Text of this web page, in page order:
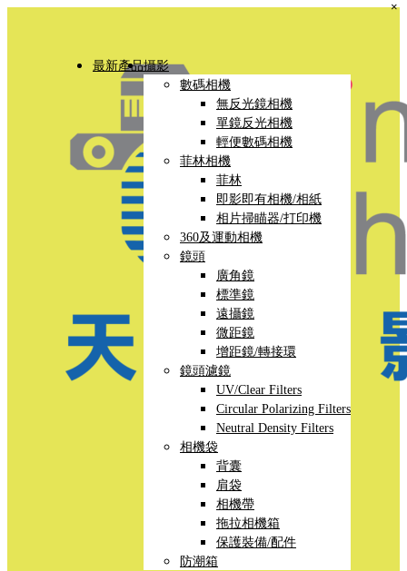
最新產品攝影
數碼相機
無反光鏡相機
單鏡反光相機
輕便數碼相機
菲林相機
菲林
即影即有相機/相紙
相片掃瞄器/打印機
360及運動相機
鏡頭
廣角鏡
標準鏡
遠攝鏡
微距鏡
增距鏡/轉接環
鏡頭濾鏡
UV/Clear Filters
Circular Polarizing Filters
Neutral Density Filters
相機袋
背囊
肩袋
相機帶
拖拉相機箱
保護裝備/配件
防潮箱
×